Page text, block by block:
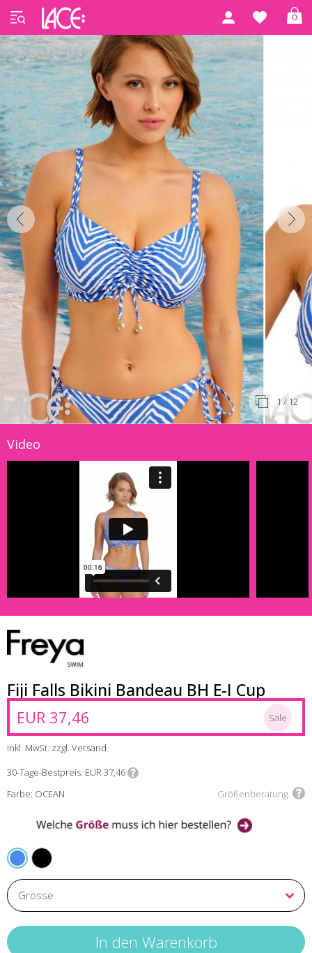
0
Startseite Freya Swim
1/ 12
Video
Fiji Falls Bikini Bandeau BH E-I Cup
EUR 37,46 Sale
inkl. MwSt. zzgl. Versand
30-Tage-Bestpreis EUR 37,46
Farbe: OCEAN
Größenberatung